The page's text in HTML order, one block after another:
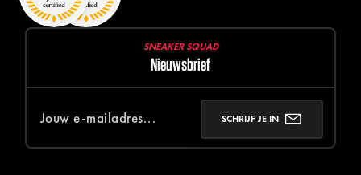
SNEAKER SQUAD
Nieuwsbrief
SCHRIJF JE IN